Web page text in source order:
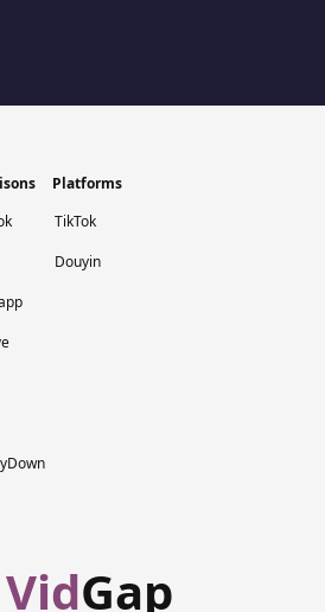
Platforms
TikTok
Douyin
VidGap